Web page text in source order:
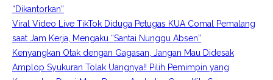
“Dikantorkan”
Viral Video Live TikTok Diduga Petugas KUA Comal Pemalang
saat Jam Kerja, Mengaku “Santai Nunggu Absen”
Kenyangkan Otak dengan Gagasan, Jangan Mau Didesak
Amplop Syukuran Tolak Uangnya!! Pilih Pemimpin yang